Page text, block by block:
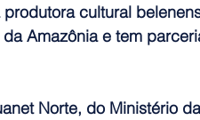
cultural
Amazônia e tem
Norte, do Ministério